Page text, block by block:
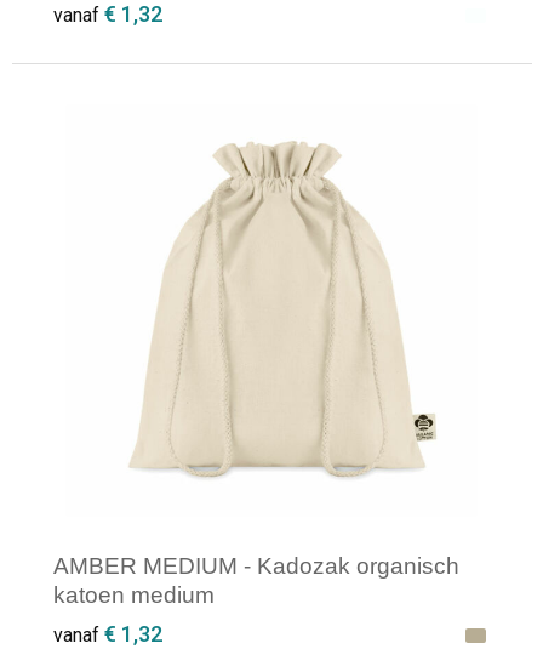
vanaf € 1,32
Minimale afname: 1
AMBER MEDIUM - Kadozak organisch
katoen medium
vanaf € 1,32